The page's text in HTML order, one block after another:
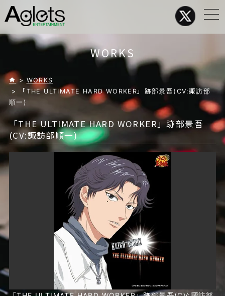
メ
ニ
WORKS
> WORKS
> 「THE ULTIMATE HARD WORKER」跡部景吾(CV:諏訪部
順一)
「THE ULTIMATE HARD WORKER」跡部景吾
(CV:諏訪部順一)